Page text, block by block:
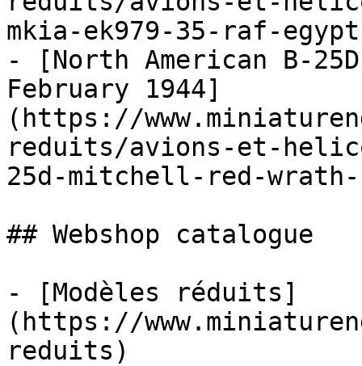
mkia-ek979-35-raf-
- [North American B-
February 1944]
(https://
reduits/avions-et-
25d-mitchell-red-
## Webshop catalogue
- [Modèles réduits]
(https://
reduits)